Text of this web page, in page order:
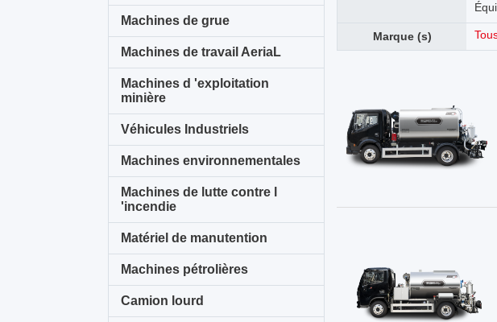
Machines de grue
Machines de travail AeriaL
Machines d 'exploitation
minière
Véhicules Industriels
Machines environnementales
Machines de lutte contre l
'incendie
Matériel de manutention
Machines pétrolières
Camion lourd
Marque (s)